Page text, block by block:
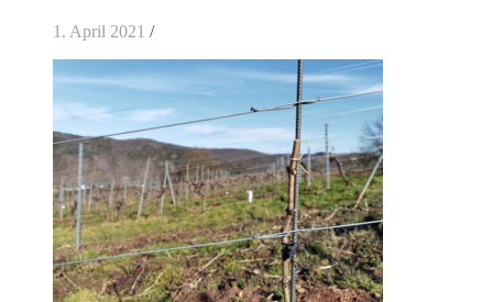
1. April 2021 /